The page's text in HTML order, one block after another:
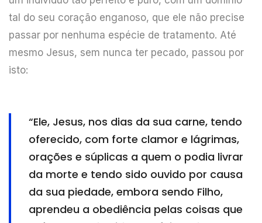
tal do seu coração enganoso, que ele não precise
passar por nenhuma espécie de tratamento. Até
mesmo Jesus, sem nunca ter pecado, passou por
isto:
“Ele, Jesus, nos dias da sua carne, tendo
oferecido, com forte clamor e lágrimas,
orações e súplicas a quem o podia livrar
da morte e tendo sido ouvido por causa
da sua piedade, embora sendo Filho,
aprendeu a obediência pelas coisas que